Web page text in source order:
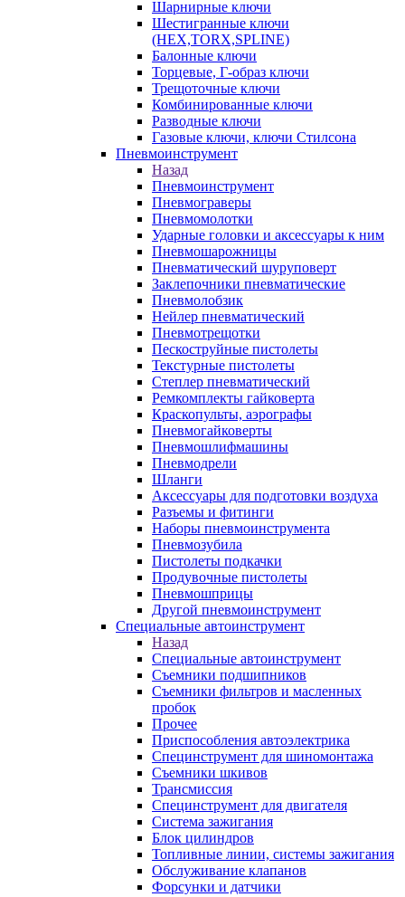
Шарнирные ключи
Шестигранные ключи
(HEX,TORX,SPLINE)
Балонные ключи
Торцевые, Г-образ ключи
Трещоточные ключи
Комбинированные ключи
Разводные ключи
Газовые ключи, ключи Стилсона
Пневмоинструмент
Назад
Пневмоинструмент
Пневмограверы
Пневмомолотки
Ударные головки и аксессуары к ним
Пневмошарожницы
Пневматический шуруповерт
Заклепочники пневматические
Пневмолобзик
Нейлер пневматический
Пневмотрещотки
Пескоструйные пистолеты
Текстурные пистолеты
Степлер пневматический
Ремкомплекты гайковерта
Краскопульты, аэрографы
Пневмогайковерты
Пневмошлифмашины
Пневмодрели
Шланги
Аксессуары для подготовки воздуха
Разъемы и фитинги
Наборы пневмоинструмента
Пневмозубила
Пистолеты подкачки
Продувочные пистолеты
Пневмошприцы
Другой пневмоинструмент
Специальные автоинструмент
Назад
Специальные автоинструмент
Съемники подшипников
Съемники фильтров и масленных
пробок
Прочее
Приспособления автоэлектрика
Специнструмент для шиномонтажа
Съемники шкивов
Трансмиссия
Специнструмент для двигателя
Система зажигания
Блок цилиндров
Топливные линии, системы зажигания
Обслуживание клапанов
Форсунки и датчики